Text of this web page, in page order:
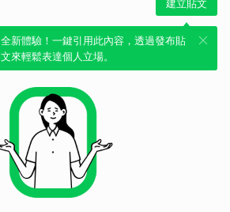
建立貼文
全新體驗！一鍵引用此內容，透過發布貼
文來輕鬆表達個人立場。